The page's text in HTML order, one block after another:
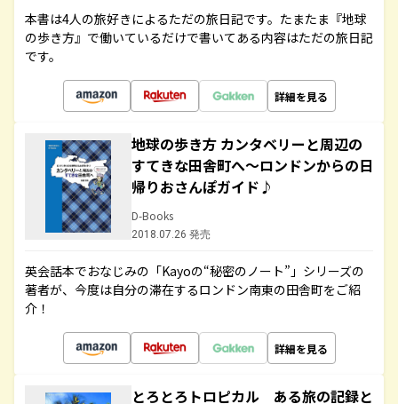
本書は4人の旅好きによるただの旅日記です。たまたま『地球
の歩き方』で働いているだけで書いてある内容はただの旅日記
です。
詳細を見る
地球の歩き方 カンタベリーと周辺の
すてきな田舎町へ～ロンドンからの日
帰りおさんぽガイド♪
D-Books
2018.07.26 発売
英会話本でおなじみの「Kayoの“秘密のノート”」シリーズの
著者が、今度は自分の滞在するロンドン南東の田舎町をご紹
介！
詳細を見る
とろとろトロピカル ある旅の記録と